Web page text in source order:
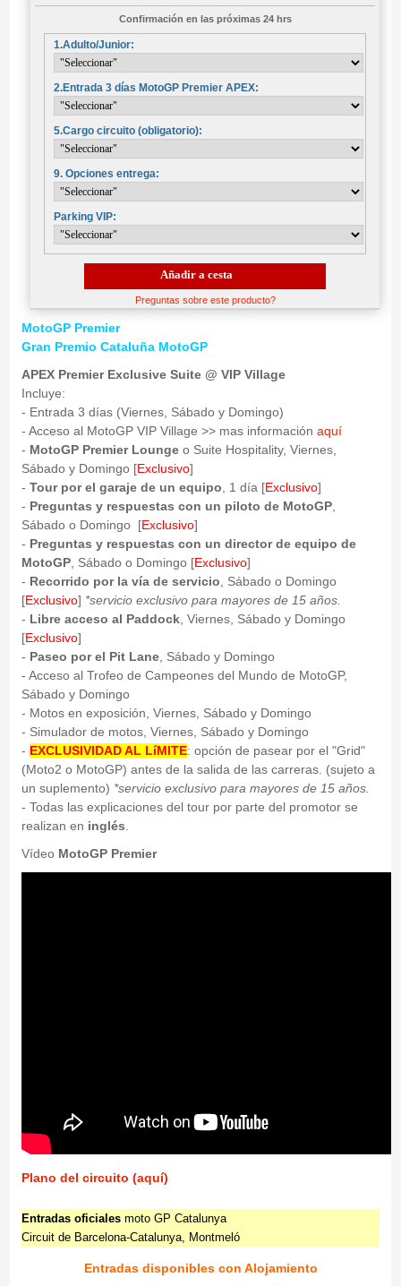
Confirmación en las próximas 24 hrs
1.Adulto/Junior:
2.Entrada 3 días MotoGP Premier APEX:
5.Cargo circuito (obligatorio):
9. Opciones entrega:
Parking VIP:
Preguntas sobre este producto?
MotoGP Premier
Gran Premio Cataluña MotoGP
APEX Premier Exclusive Suite @ VIP Village
Incluye:
- Entrada 3 días (Viernes, Sábado y Domingo)
- Acceso al MotoGP VIP Village >> mas información aquí
- MotoGP Premier Loungeo Suite Hospitality, Viernes,
Sábado y Domingo [Exclusivo]
- Tour por el garaje de un equipo , 1 día [Exclusivo]
- Preguntas y respuestas con un piloto de MotoGP,
Sábado o Domingo [Exclusivo]
- Preguntas y respuestas con un director de equipo de
MotoGP, Sábado o Domingo [Exclusivo]
- Recorrido por la vía de servicio , Sábado o Domingo
[Exclusivo] *servicio exclusivo para mayores de 15 años.
- Libre acceso al Paddock, Viernes, Sábado y Domingo
[Exclusivo]
- Paseo por el Pit Lane, Sábado y Domingo
- Acceso al Trofeo de Campeones del Mundo de MotoGP,
Sábado y Domingo
- Motos en exposición, Viernes, Sábado y Domingo
- Simulador de motos, Viernes, Sábado y Domingo
- EXCLUSIVIDAD AL LíMITE: opción de pasear por el "Grid"
(Moto2 o MotoGP) antes de la salida de las carreras. (sujeto a
un suplemento) *servicio exclusivo para mayores de 15 años.
- Todas las explicaciones del tour por parte del promotor se
realizan en inglés
Vídeo MotoGP Premier
Plano del circuito (aquí)
Entradas oficiales moto GP Catalunya
Circuit de Barcelona-Catalunya, Montmeló
Entradas disponibles con Alojamiento